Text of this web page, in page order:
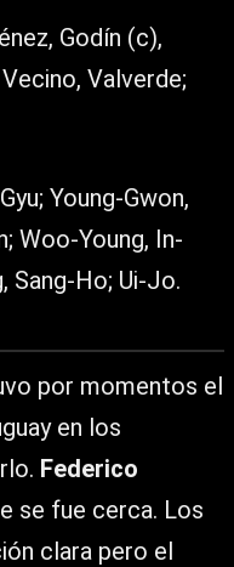
Godín (c),
Valverde;
Young-Gwon,
Woo-Young, In-
Sang-Ho; Ui-Jo.
por momentos el
en los
Federico
se fue cerca. Los
clara pero el